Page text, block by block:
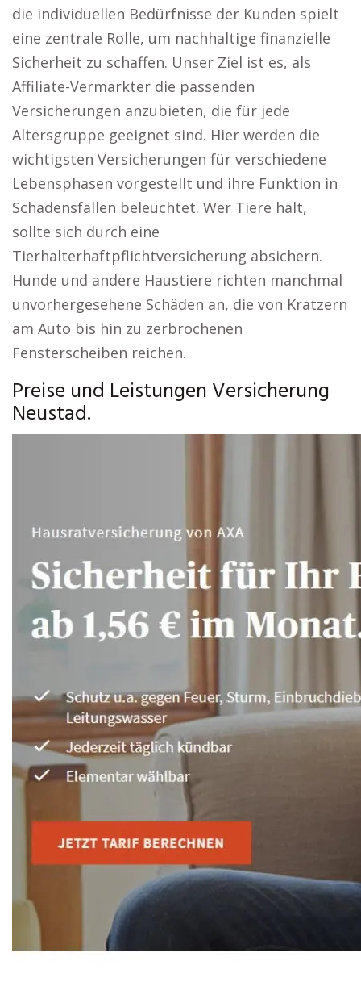
die individuellen Bedürfnisse der Kunden spielt
eine zentrale Rolle, um nachhaltige finanzielle
Sicherheit zu schaffen. Unser Ziel ist es, als
Affiliate-Vermarkter die passenden
Versicherungen anzubieten, die für jede
Altersgruppe geeignet sind. Hier werden die
wichtigsten Versicherungen für verschiedene
Lebensphasen vorgestellt und ihre Funktion in
Schadensfällen beleuchtet. Wer Tiere hält,
sollte sich durch eine
Tierhalterhaftpflichtversicherung absichern.
Hunde und andere Haustiere richten manchmal
unvorhergesehene Schäden an, die von Kratzern
am Auto bis hin zu zerbrochenen
Fensterscheiben reichen.
Preise und Leistungen Versicherung
Neustad.